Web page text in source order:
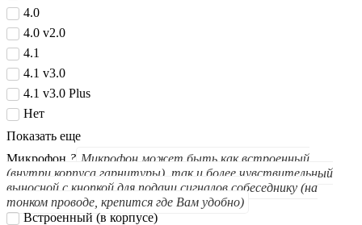
4.0
4.0 v2.0
4.1
4.1 v3.0
4.1 v3.0 Plus
Нет
Показать еще
Микрофон ? Микрофон может быть как встроенный
(внутри корпуса гарнитуры), так и более чувствительный
выносной с кнопкой для подачи сигналов собеседнику (на
тонком проводе, крепится где Вам удобно)
Встроенный (в корпусе)